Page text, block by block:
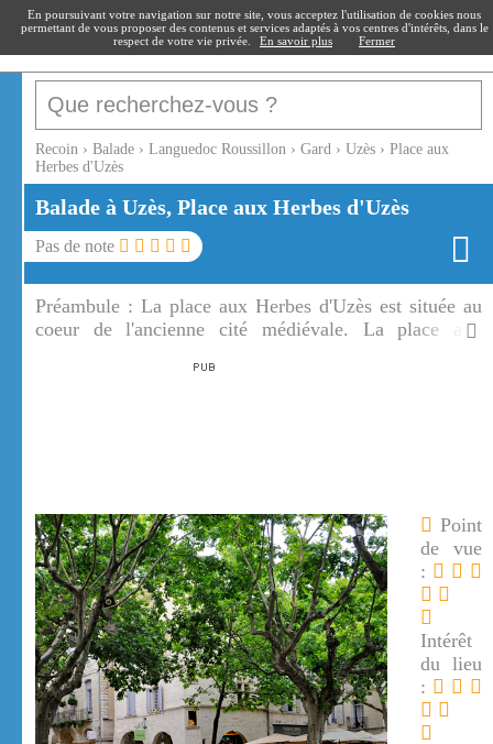
recoin.fr
Recoin › Balade › Languedoc Roussillon › Gard › Uzès › Place aux
Herbes d'Uzès
Balade à Uzès, Place aux Herbes d'Uzès
Pas de note
Préambule : La place aux Herbes d'Uzès est située au
coeur de l'ancienne cité médiévale. La place aux
Point
de vue
:
Intérêt
du lieu
:
En poursuivant votre navigation sur notre site, vous acceptez l'utilisation de cookies nous
permettant de vous proposer des contenus et services adaptés à vos centres d'intérêts, dans le
respect de votre vie privée.
En savoir plus Fermer